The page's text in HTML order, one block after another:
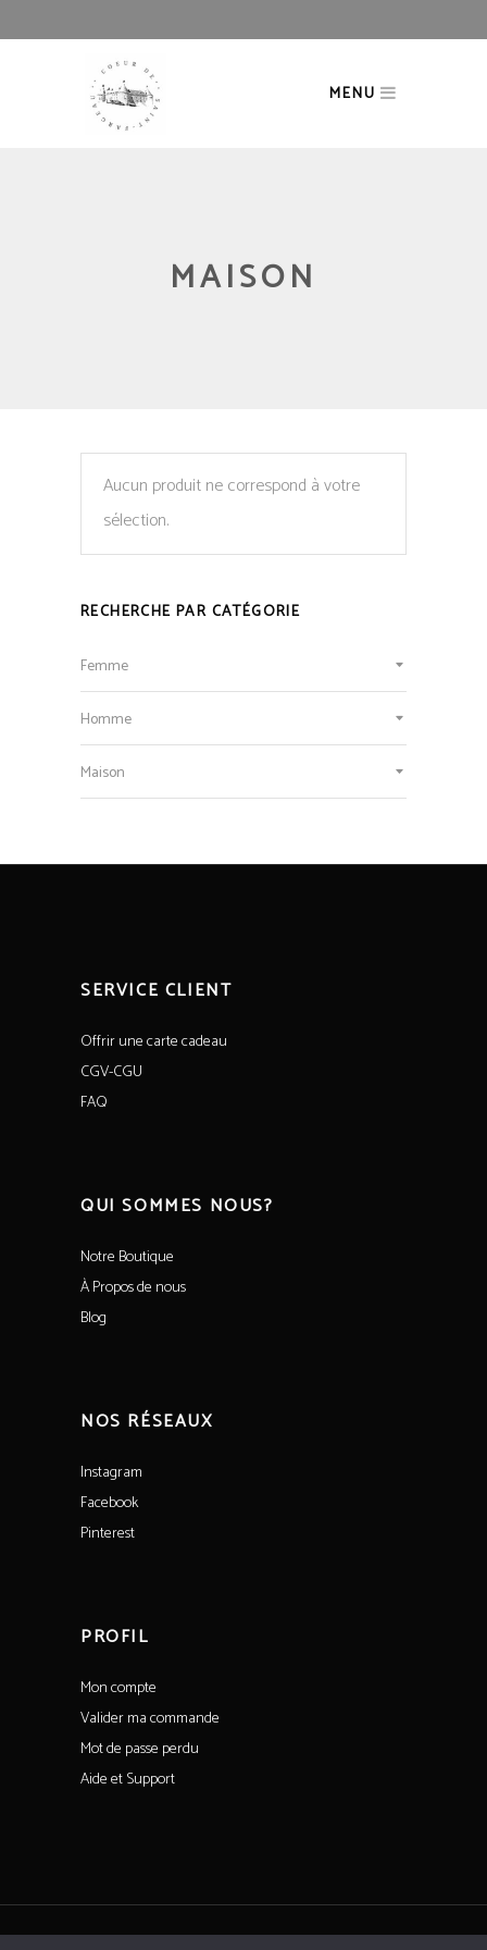
MENU
MAISON
Aucun produit ne correspond à votre
sélection.
RECHERCHE PAR CATÉGORIE
Femme
Homme
Maison
SERVICE CLIENT
Offrir une carte cadeau
CGV-CGU
FAQ
QUI SOMMES NOUS?
Notre Boutique
À Propos de nous
Blog
NOS RÉSEAUX
Instagram
Facebook
Pinterest
PROFIL
Mon compte
Valider ma commande
Mot de passe perdu
Aide et Support